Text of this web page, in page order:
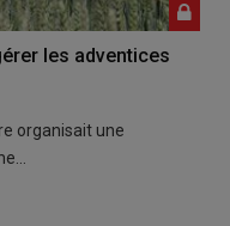
les adventices
organisait une